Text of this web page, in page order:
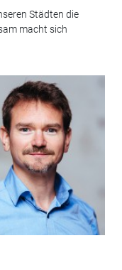
Städten die
macht sich